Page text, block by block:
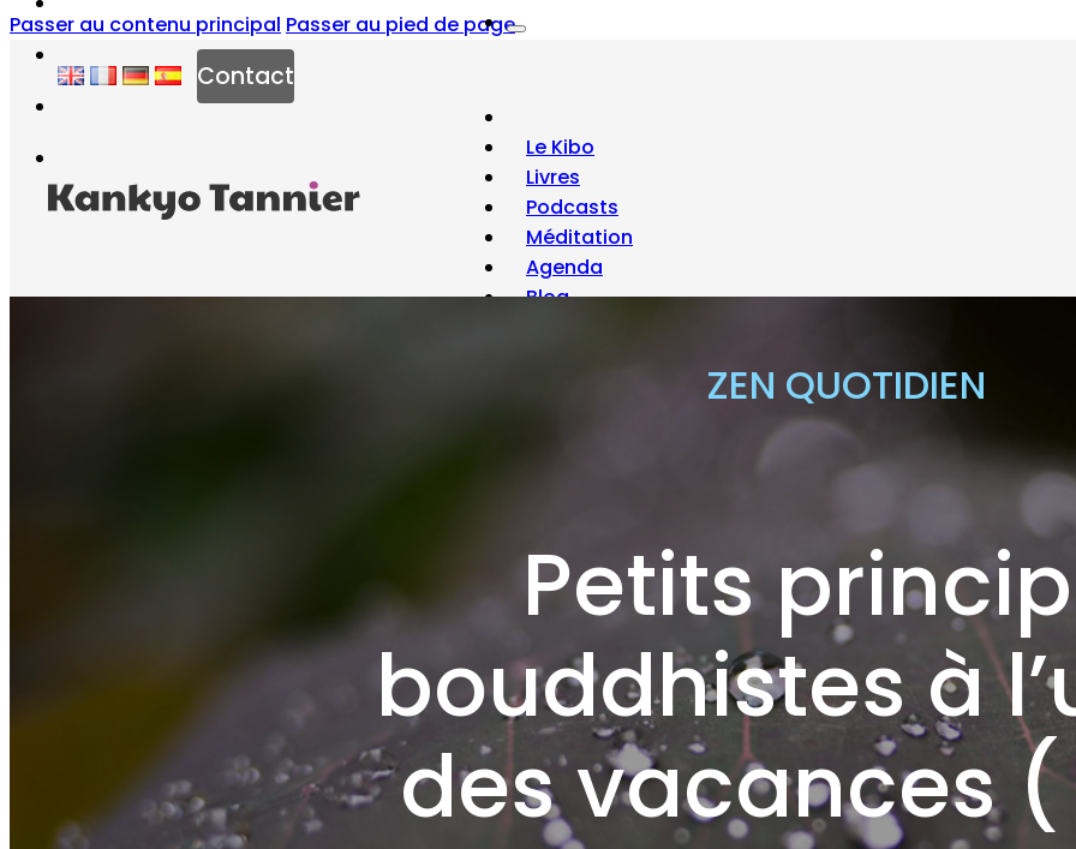
Passer au contenu principal Passer au pied de page
Contact
Le Kibo
Livres
Podcasts
Méditation
Agenda
Blog
ZEN QUOTIDIEN
Petits
bouddhistes à
des vacances